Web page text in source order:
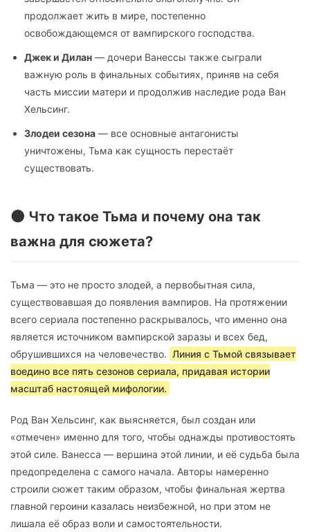
продолжает жить в мире, постепенно
освобождающемся от вампирского господства.
Джек и Дилан — дочери Ванессы также сыграли
важную роль в финальных событиях, приняв на себя
часть миссии матери и продолжив наследие рода Ван
Хельсинг.
Злодеи сезона — все основные антагонисты
уничтожены, Тьма как сущность перестаёт
существовать.
🌑 Что такое Тьма и почему она так
важна для сюжета?
Тьма — это не просто злодей, а первобытная сила,
существовавшая до появления вампиров. На протяжении
всего сериала постепенно раскрывалось, что именно она
является источником вампирской заразы и всех бед,
обрушившихся на человечество. Линия с Тьмой связывает
воедино все пять сезонов сериала, придавая истории
масштаб настоящей мифологии.
Род Ван Хельсинг, как выясняется, был создан или
«отмечен» именно для того, чтобы однажды противостоять
этой силе. Ванесса — вершина этой линии, и её судьба была
предопределена с самого начала. Авторы намеренно
строили сюжет таким образом, чтобы финальная жертва
главной героини казалась неизбежной, но при этом не
лишала её образ воли и самостоятельности.